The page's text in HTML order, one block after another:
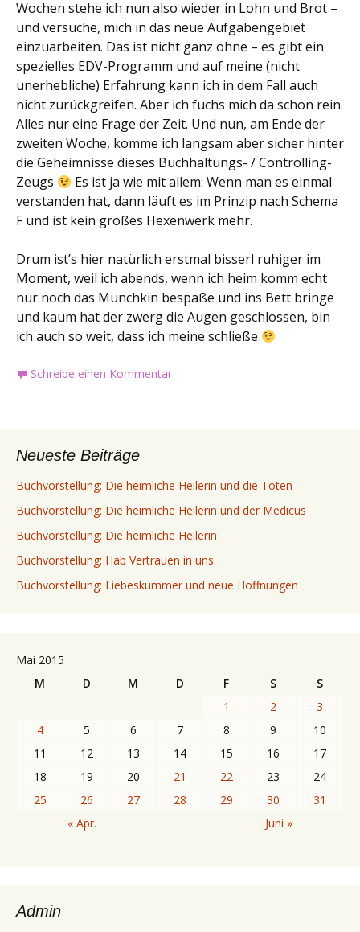
Wochen stehe ich nun also wieder in Lohn und Brot –
und versuche, mich in das neue Aufgabengebiet
einzuarbeiten. Das ist nicht ganz ohne – es gibt ein
spezielles EDV-Programm und auf meine (nicht
unerhebliche) Erfahrung kann ich in dem Fall auch
nicht zurückgreifen. Aber ich fuchs mich da schon rein.
Alles nur eine Frage der Zeit. Und nun, am Ende der
zweiten Woche, komme ich langsam aber sicher hinter
die Geheimnisse dieses Buchhaltungs- / Controlling-
Zeugs
Es ist ja wie mit allem: Wenn man es einmal
verstanden hat, dann läuft es im Prinzip nach Schema
F und ist kein großes Hexenwerk mehr.
Drum ist’s hier natürlich erstmal bisserl ruhiger im
Moment, weil ich abends, wenn ich heim komm echt
nur noch das Munchkin bespaße und ins Bett bringe
und kaum hat der zwerg die Augen geschlossen, bin
ich auch so weit, dass ich meine schließe
Schreibe einen Kommentar
Neueste Beiträge
Buchvorstellung: Die heimliche Heilerin und die Toten
Buchvorstellung: Die heimliche Heilerin und der Medicus
Buchvorstellung: Die heimliche Heilerin
Buchvorstellung: Hab Vertrauen in uns
Buchvorstellung: Liebeskummer und neue Hoffnungen
Mai 2015
M
D M D F S
S
1
2
3
4
5 6 7 8 9
10
11
12 13 14 15 16
17
18
19 20 21 22 23
24
25
26 27 28 29 30
31
« Apr.
Juni »
Admin